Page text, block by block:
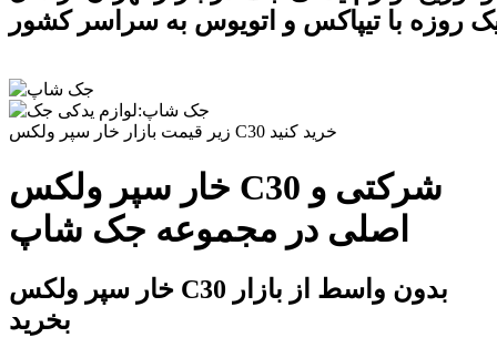
روزه با تیپاکس و اتویوس به سراسر کشور
زیر قیمت بازار خار سپر ولکس C30 خرید کنید
خار سپر ولکس C30 شرکتی و
اصلی در مجموعه جک شاپ
خار سپر ولکس C30 بدون واسط از بازار
بخرید